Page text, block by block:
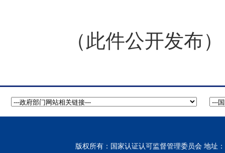
（此件公开发布）
版权所有：国家认证认可监督管理委员会 地址